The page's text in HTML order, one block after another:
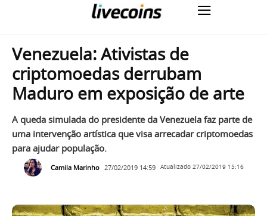
Venezuela: Ativistas de
criptomoedas derrubam
Maduro em exposição de arte
A queda simulada do presidente da Venezuela faz parte de
uma intervenção artística que visa arrecadar criptomoedas
para ajudar população.
Camila Marinho 27/02/2019 14:59 Atualizado 27/02/2019 15:16